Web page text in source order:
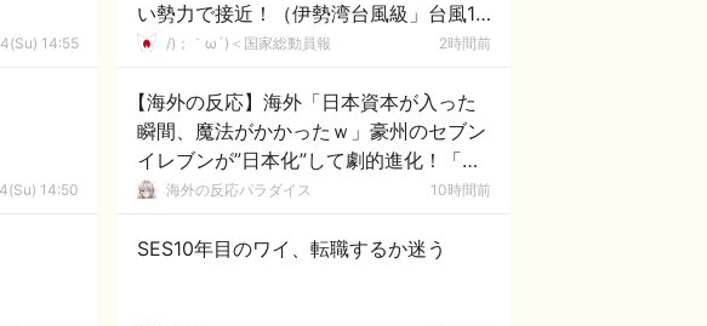
14:55
14:50
い勢力で接近！（伊勢湾台風級」台風13
号と15号「中国本土でぶつかり合う（前
/)；｀ω´)＜国家総動員報 2時間前
【海外の反応】海外「日本資本が入った
瞬間、魔法がかかったｗ」豪州のセブン
イレブンが”日本化”して劇的進化！「お
にぎりとたまごサンドが食べられるなん
海外の反応パラダイス 10時間前
SES10年目のワイ、転職するか迷う